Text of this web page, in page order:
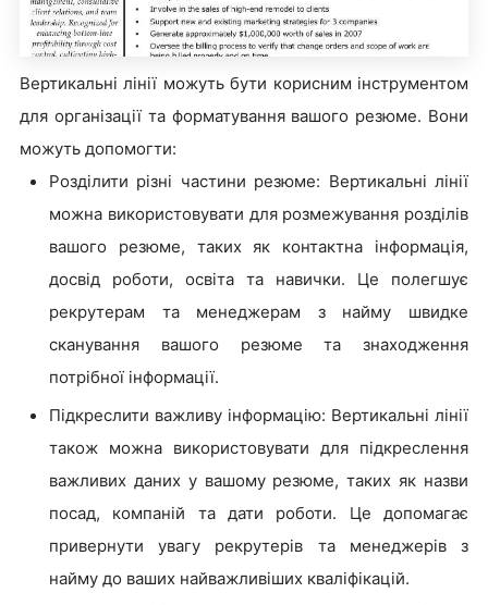
Вертикальні лінії можуть бути корисним інструментом
для організації та форматування вашого резюме. Вони
можуть допомогти:
Розділити різні частини резюме: Вертикальні лінії
можна використовувати для розмежування розділів
вашого резюме, таких як контактна інформація,
досвід роботи, освіта та навички. Це полегшує
рекрутерам та менеджерам з найму швидке
сканування вашого резюме та знаходження
потрібної інформації.
Підкреслити важливу інформацію: Вертикальні лінії
також можна використовувати для підкреслення
важливих даних у вашому резюме, таких як назви
посад, компаній та дати роботи. Це допомагає
привернути увагу рекрутерів та менеджерів з
найму до ваших найважливіших кваліфікацій.